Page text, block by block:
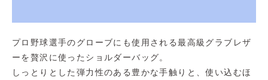
プロ野球選手のグローブにも使用される最高級グラブレザ
ーを贅沢に使ったショルダーバッグ。
しっとりとした弾力性のある豊かな手触りと、使い込むほ